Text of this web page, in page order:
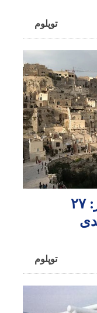
توپلوم
ایتالیادا دهشتلی ایستیلر: ۲۷
توپلوم